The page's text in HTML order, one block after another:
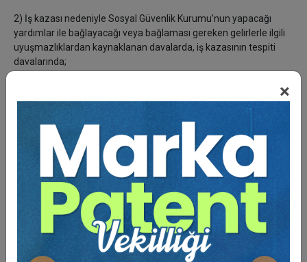
×
2) İş kazası nedeniyle Sosyal Güvenlik Kurumu’nun yapacağı
yardımlar ile bağlayacağı veya bağlaması gereken gelirlerle ilgili
uyuşmazlıklardan kaynaklanan davalarda, iş kazasının tespiti
davalarında;
raporlarına itirazların kabul edilmemesi durumunda “maluliyet
4) Kurum’un iş kazası sigortası dalından bağladığı gelirlerden
dolayı, kazanın oluşunda kusuru bulunan işverene karşı açacağı
rücu davalarında
Görevli mahkeme, iş mahkemesidir.
b) Görev konusunda 5510 sayılı Yasa’nın 101.maddesinde de “Bu
Kanunda aksine hüküm bulunmayan hallerde, bu Kanun
hükümlerinin uygulanmasıyla ilgili ortaya çıkan uyuşmazlıklar iş